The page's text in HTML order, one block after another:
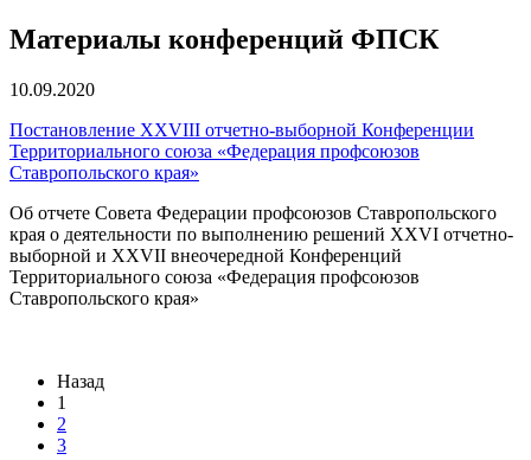
Материалы конференций ФПСК
10.09.2020
Постановление XXVIII отчетно-выборной Конференции
Территориального союза «Федерация профсоюзов
Ставропольского края»
Об отчете Совета Федерации профсоюзов Ставропольского
края о деятельности по выполнению решений XXVI отчетно-
выборной и XXVII внеочередной Конференций
Территориального союза «Федерация профсоюзов
Ставропольского края»
Назад
1
2
3